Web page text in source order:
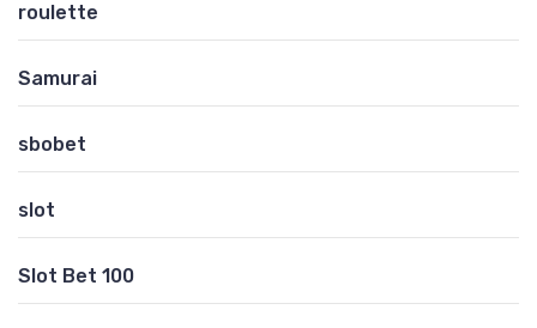
roulette
Samurai
sbobet
slot
Slot Bet 100